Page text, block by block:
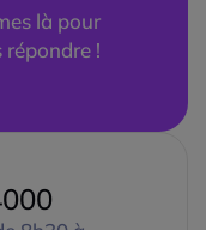
là pour
répondre !